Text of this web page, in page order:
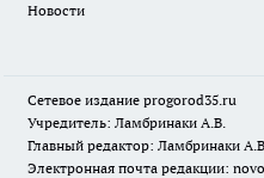
Новости
Сетевое издание progorod35.ru
Учредитель: Ламбринаки А.В.
Главный редактор: Ламбринаки
Электронная почта редакции: